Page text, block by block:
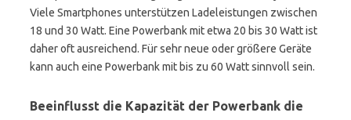
Viele Smartphones unterstützen Ladeleistungen zwischen
18 und 30 Watt. Eine Powerbank mit etwa 20 bis 30 Watt ist
daher oft ausreichend. Für sehr neue oder größere Geräte
kann auch eine Powerbank mit bis zu 60 Watt sinnvoll sein.
Beeinflusst die Kapazität der Powerbank die